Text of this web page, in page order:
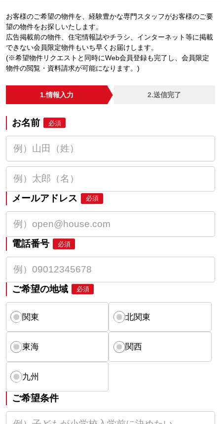
お客様のご希望の物件を、経験豊かな専門スタッフがお客様のご要
望の物件をお探しいたします。
広告掲載前の物件、住宅情報誌やチラシ、インターネット等に掲載
できない会員限定物件もいち早くお届けします。
(※希望物件リクエストと同時にWeb会員登録も完了し、会員限定
物件の閲覧・資料請求が可能になります。)
1.情報入力 2.送信完了
お名前 必須
メールアドレス 必須
電話番号 必須
ご希望の地域 必須
関東 北関東
東海 関西
九州
ご希望条件